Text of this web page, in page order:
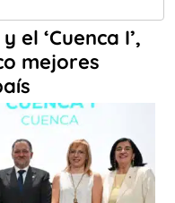
el ‘Cuenca I’,
mejores